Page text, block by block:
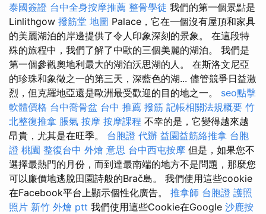
泰國簽證 台中全身按摩推薦 整骨學徒 我們的第一個景點是
Linlithgow 撥筋堂 地圖 Palace，它在一個沒有屋頂和家具
的美麗湖泊的岸邊提供了令人印象深刻的景象。 在這段特
殊的旅程中，我們了解了中歐的三個美麗的湖泊。 我們是
第一個參觀奧地利最大的湖泊沃思湖的人。 在斯洛文尼亞
的珍珠和象徵之一的第三天，深藍色的湖... 儘管競爭日益激
烈，但克羅地亞還是歐洲最受歡迎的目的地之一。 seo點擊
軟體價格 台中喬骨盆 台中 推薦 撥筋 記帳相關法規概要 竹
北整復推拿 脹氣 按摩 按摩課程 不幸的是，它變得越來越
昂貴，尤其是在旺季。 台胞證 代辦 益園益筋絡推拿 台胞
證 桃園 整復台中 外燴 意思 台中西屯按摩 但是，如果您不
選擇最熱門的月份，而到達最南端的地方不是問題，那麼您
可以廉價地逃脫田園詩般的Brač島。 我們使用這些cookie
在Facebook平台上顯示個性化廣告。 推拿師 台胞證 護照
照片 新竹 外燴 ptt 我們使用這些Cookie在Google 沙鹿按